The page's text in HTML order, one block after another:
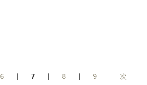
6| 7| 8| 9
次